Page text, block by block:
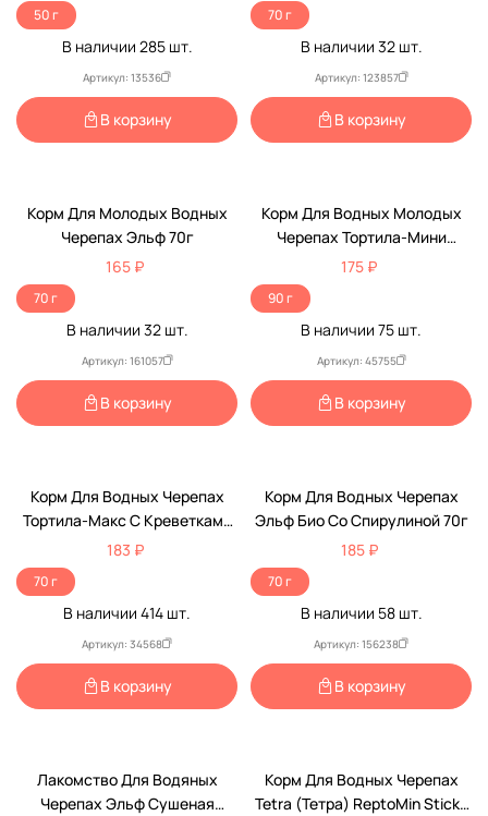
50 г
В наличии 285шт.
Артикул: 13536
В корзину
70 г
В наличии 32шт.
Артикул: 123857
В корзину
Корм Для Молодых Водных
Черепах Эльф 70г
165 ₽
70 г
В наличии 32шт.
Артикул: 161057
В корзину
Корм Для Водных Молодых
Черепах Тортила-Мини
Гранулы 90г
175 ₽
90 г
В наличии 75 шт.
Артикул: 45755
В корзину
Корм Для Водных Черепах
Тортила-Макс С Креветками
70г Зоомир
183 ₽
70 г
В наличии 414 шт.
Артикул: 34568
В корзину
Корм Для Водных Черепах
Эльф Био Со Спирулиной 70г
185 ₽
70 г
В наличии 58шт.
Артикул: 156238
В корзину
Лакомство Для Водяных
Черепах Эльф Сушеная
Корм Для Водных Черепах
Tetra (Тетра) ReptoMin Sticks